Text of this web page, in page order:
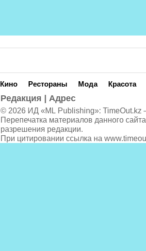
Кино Рестораны Мода Красота
Редакция Адрес
© 2026 ИД «ML Publishing»: TimeOut.kz
Перепечатка материалов данного
разрешения редакции.
При цитировании ссылка на